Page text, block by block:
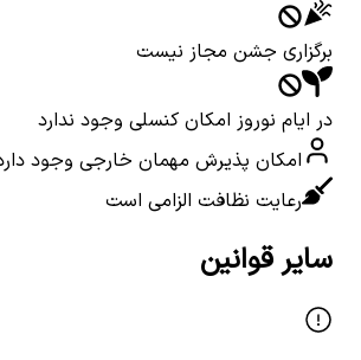
برگزاری جشن مجاز نیست
در ایام نوروز امکان کنسلی وجود ندارد
امکان پذیرش مهمان خارجی وجود
رعایت نظافت الزامی است
سایر قوانین